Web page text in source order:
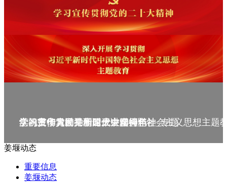
庆祝中华人民共和国成立75周年
学习贯彻党的二十届三中全会精神_专题
党的二十大精神理论大讲堂--理论
学习宣传贯彻党的二十大精神
学习贯彻习近平新时代中国特色社会主义思想主题
姜堰动态
重要信息
姜堰动态